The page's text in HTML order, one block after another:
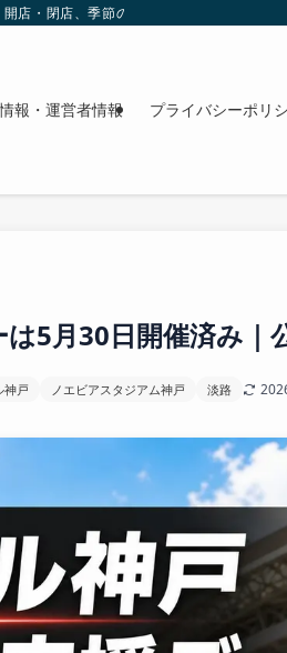
・閉店、季節の花、週末のおでかけ情
報・運営者情報 プライバシーポリ
5月30日開催済み｜
神戸 ノエビアスタジアム神戸 淡路